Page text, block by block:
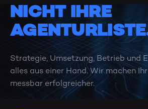
NICHT IHRE
Strategie, Umsetzung, Betrieb und
alles aus einer Hand. Wir machen
messbar erfolgreicher.